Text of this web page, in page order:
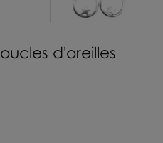
d'oreilles